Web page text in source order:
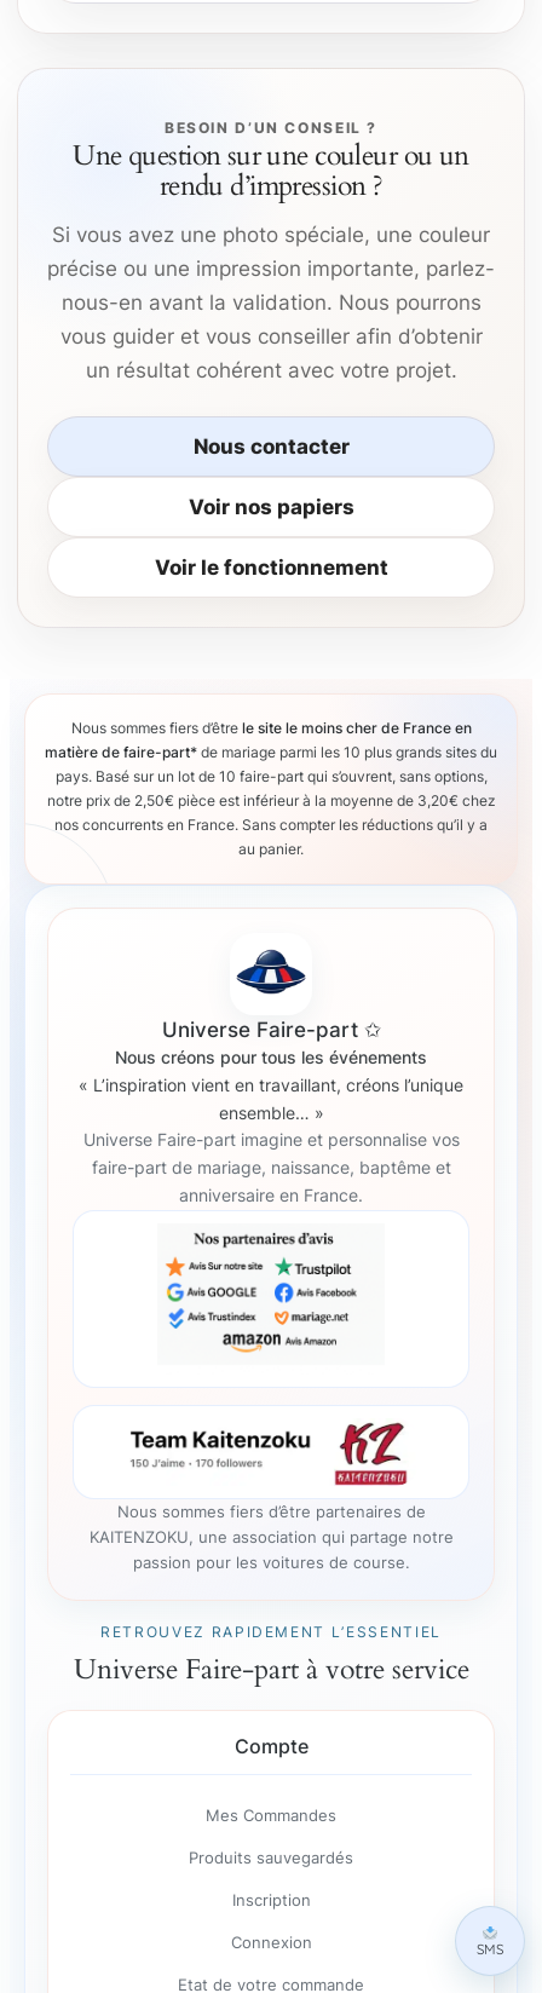
BESOIN D’UN CONSEIL ?
Une question sur une couleur ou un
rendu d’impression ?
Si vous avez une photo spéciale, une couleur
précise ou une impression importante, parlez-
nous-en avant la validation. Nous pourrons
vous guider et vous conseiller afin d’obtenir
un résultat cohérent avec votre projet.
Nous contacter
Voir nos papiers
Voir le fonctionnement
Nous sommes fiers d’être le site le moins cher de France en
matière de faire-part* de mariage parmi les 10 plus grands sites du
pays. Basé sur un lot de 10 faire-part qui s’ouvrent, sans options,
notre prix de 2,50€ pièce est inférieur à la moyenne de 3,20€ chez
nos concurrents en France. Sans compter les réductions qu’il y a
au panier.
Universe Faire-part ✩
Nous créons pour tous les événements
« L’inspiration vient en travaillant, créons l’unique
ensemble… »
Universe Faire-part imagine et personnalise vos
faire-part de mariage, naissance, baptême et
anniversaire en France.
Nous sommes fiers d’être partenaires de
KAITENZOKU, une association qui partage notre
passion pour les voitures de course.
RETROUVEZ RAPIDEMENT L’ESSENTIEL
Universe Faire-part à votre service
Compte
Mes Commandes
Produits sauvegardés
Inscription
Connexion
Etat de votre commande
SMS